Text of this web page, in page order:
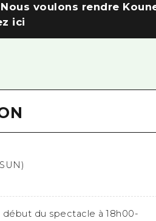
voulons rendre
ici
début du spectacle à 18h00-